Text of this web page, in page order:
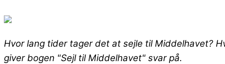
Hvor lang tider tager det at sejle til Middelhavet?
giver bogen "Sejl til Middelhavet" svar på.